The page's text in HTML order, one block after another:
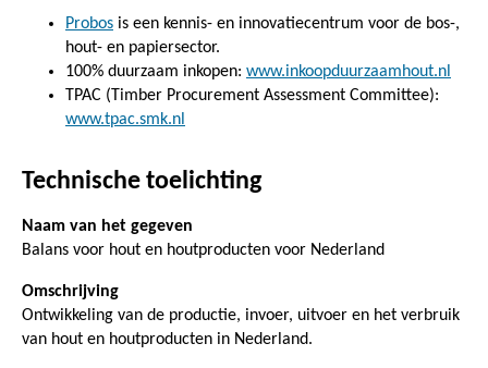
Probos is een kennis- en innovatiecentrum voor de bos-,
hout- en papiersector.
100% duurzaam inkopen: www.inkoopduurzaamhout.nl
TPAC (Timber Procurement Assessment Committee):
www.tpac.smk.nl
Technische toelichting
Naam van het gegeven
Balans voor hout en houtproducten voor Nederland
Omschrijving
Ontwikkeling van de productie, invoer, uitvoer en het verbruik
van hout en houtproducten in Nederland.